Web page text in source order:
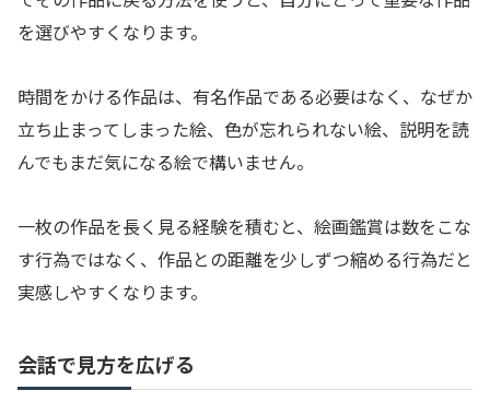
を選びやすくなります。
時間をかける作品は、有名作品である必要はなく、なぜか
立ち止まってしまった絵、色が忘れられない絵、説明を読
んでもまだ気になる絵で構いません。
一枚の作品を長く見る経験を積むと、絵画鑑賞は数をこな
す行為ではなく、作品との距離を少しずつ縮める行為だと
実感しやすくなります。
会話で見方を広げる